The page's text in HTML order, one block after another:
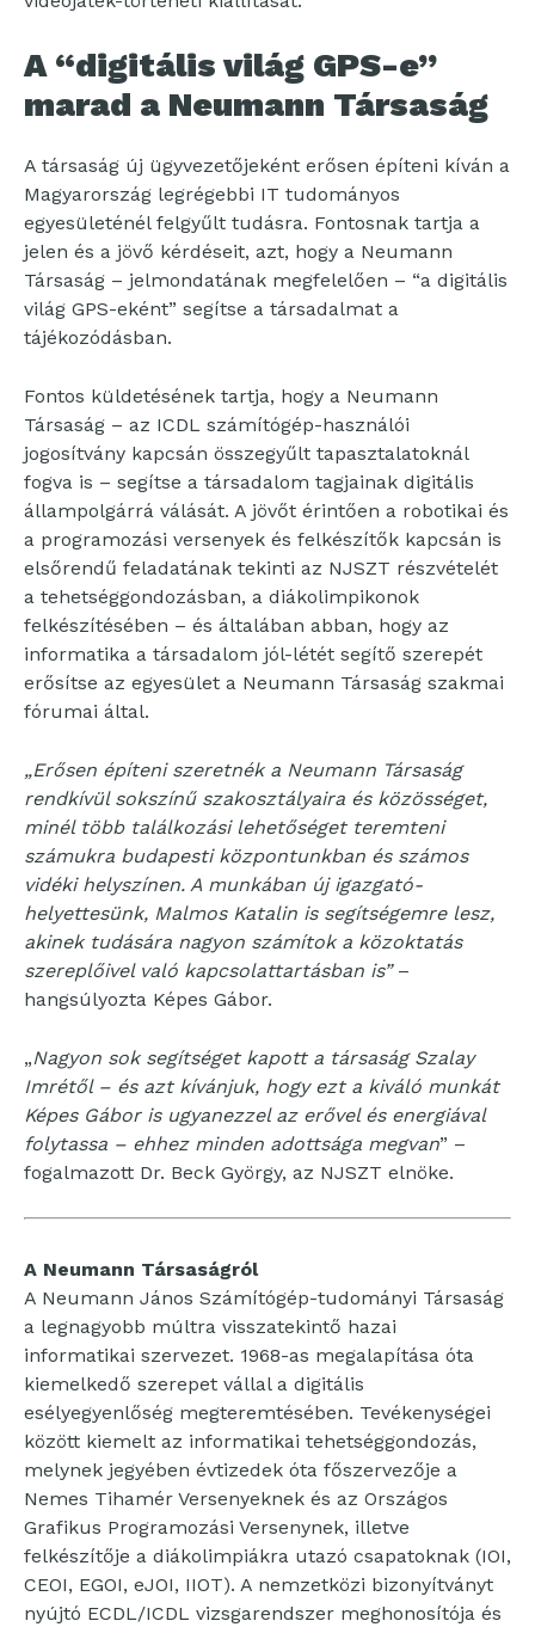
A “digitális világ GPS-e”
marad a Neumann Társaság
A társaság új ügyvezetőjeként erősen építeni kíván a
Magyarország legrégebbi IT tudományos
egyesületénél felgyűlt tudásra. Fontosnak tartja a
jelen és a jövő kérdéseit, azt, hogy a Neumann
Társaság – jelmondatának megfelelően – “a digitális
világ GPS-eként” segítse a társadalmat a
tájékozódásban.
Fontos küldetésének tartja, hogy a Neumann
Társaság – az ICDL számítógép-használói
jogosítvány kapcsán összegyűlt tapasztalatoknál
fogva is – segítse a társadalom tagjainak digitális
állampolgárrá válását. A jövőt érintően a robotikai és
a programozási versenyek és felkészítők kapcsán is
elsőrendű feladatának tekinti az NJSZT részvételét
a tehetséggondozásban, a diákolimpikonok
felkészítésében – és általában abban, hogy az
informatika a társadalom jól-létét segítő szerepét
erősítse az egyesület a Neumann Társaság szakmai
fórumai által.
„Erősen építeni szeretnék a Neumann Társaság
rendkívül sokszínű szakosztályaira és közösséget,
minél több találkozási lehetőséget teremteni
számukra budapesti központunkban és számos
vidéki helyszínen. A munkában új igazgató-
helyettesünk, Malmos Katalin is segítségemre lesz,
akinek tudására nagyon számítok a közoktatás
szereplőivel való kapcsolattartásban is”–
hangsúlyozta Képes Gábor.
„Nagyon sok segítséget kapott a társaság Szalay
Imrétől – és azt kívánjuk, hogy ezt a kiváló munkát
Képes Gábor is ugyanezzel az erővel és energiával
folytassa – ehhez minden adottsága megvan” –
fogalmazott Dr. Beck György, az NJSZT elnöke.
A Neumann Társaságról
A Neumann János Számítógép-tudományi Társaság
a legnagyobb múltra visszatekintő hazai
informatikai szervezet. 1968-as megalapítása óta
kiemelkedő szerepet vállal a digitális
esélyegyenlőség megteremtésében. Tevékenységei
között kiemelt az informatikai tehetséggondozás,
melynek jegyében évtizedek óta főszervezője a
Nemes Tihamér Versenyeknek és az Országos
Grafikus Programozási Versenynek, illetve
felkészítője a diákolimpiákra utazó csapatoknak (IOI,
CEOI, EGOI, eJOI, IIOT). A nemzetközi bizonyítványt
nyújtó ECDL/ICDL vizsgarendszer meghonosítója és